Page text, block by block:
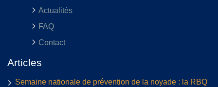
Actualités
FAQ
Contact
Articles
Semaine nationale de prévention de la noyade : la RBQ